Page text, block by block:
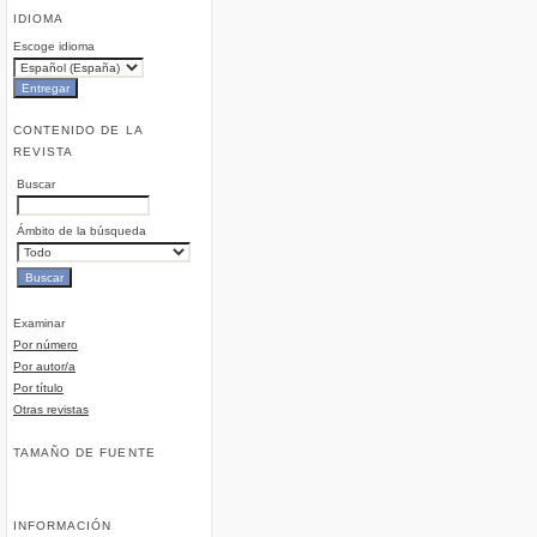
IDIOMA
Escoge idioma
CONTENIDO DE LA
REVISTA
Buscar
Ámbito de la búsqueda
Examinar
Por número
Por autor/a
Por título
Otras revistas
TAMAÑO DE FUENTE
INFORMACIÓN